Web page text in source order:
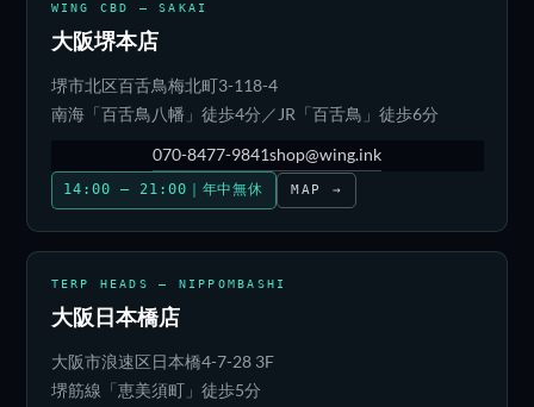
WING CBD — SAKAI
大阪堺本店
堺市北区百舌鳥梅北町3-118-4
南海「百舌鳥八幡」徒歩4分／JR「百舌鳥」徒歩6分
070-8477-9841shop@wing.ink
14:00 – 21:00｜年中無休 MAP →
TERP HEADS — NIPPOMBASHI
大阪日本橋店
大阪市浪速区日本橋4-7-28 3F
堺筋線「恵美須町」徒歩5分